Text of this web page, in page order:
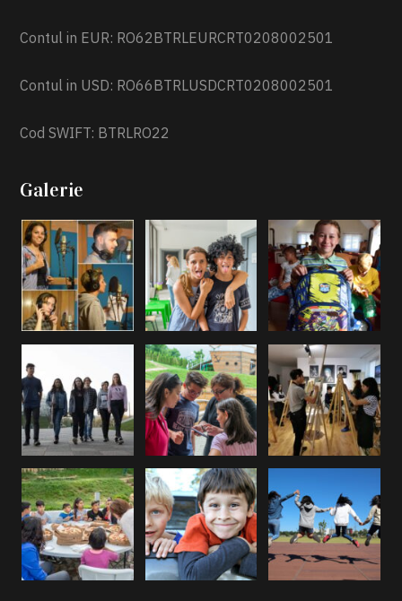
Contul in EUR: RO62BTRLEURCRT0208002501
Contul in USD: RO66BTRLUSDCRT0208002501
Cod SWIFT: BTRLRO22
Galerie